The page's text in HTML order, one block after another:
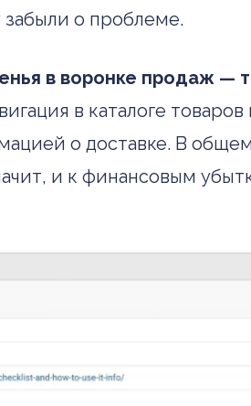
о проблеме.
в воронке продаж —
в каталоге
о доставке. В
и к финансовым